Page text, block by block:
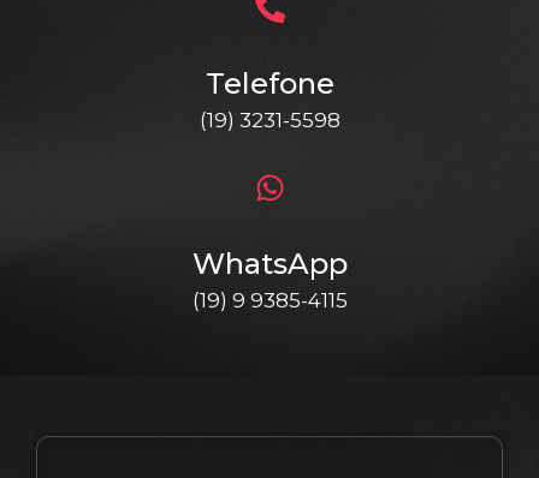
Telefone
(19) 3231-5598
WhatsApp
(19) 9 9385-4115